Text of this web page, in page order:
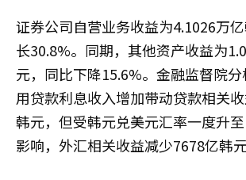
证券公司自营业务收益为4.1026万
长30.8%。同期，其他资产收益为
元，同比下降15.6%。金融监督院
用贷款利息收入增加带动贷款相关
韩元，但受韩元兑美元汇率一度升
影响，外汇相关收益减少7678亿韩元